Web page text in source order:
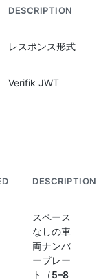
DESCRIPTION
レスポンス形式
Verifik JWT
DESCRIPTION
スペース
なしの車
両ナンバ
ープレー
ト（5–8